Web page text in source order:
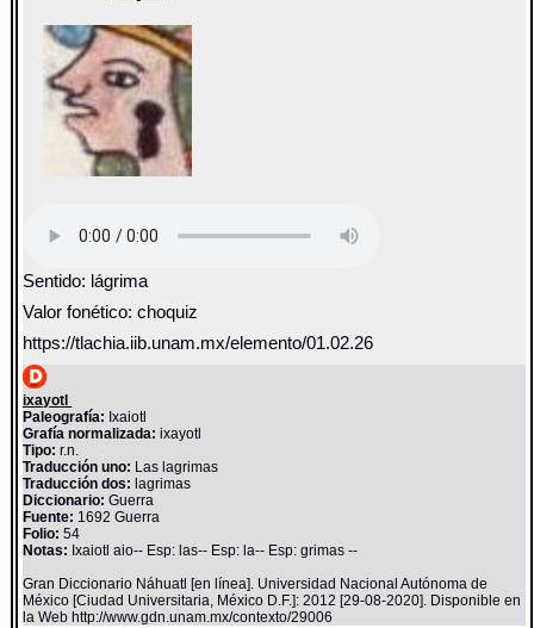
Sentido: lágrima
Valor fonético: choquiz
https://tlachia.iib.unam.mx/elemento/01.02.26
ixayotl
Paleografía: Ixaiotl
Grafía normalizada: ixayotl
Tipo: r.n.
Traducción uno: Las lagrimas
Traducción dos: lagrimas
Diccionario:Guerra
Fuente: 1692 Guerra
Folio: 54
Notas: Ixaiotl aio-- Esp: las-- Esp: la-- Esp: grimas --
Gran Diccionario Náhuatl [en línea]. Universidad Nacional Autónoma de
México [Ciudad Universitaria, México D.F.]: 2012 [29-08-2020]. Disponible en
la Web http://www.gdn.unam.mx/contexto/29006